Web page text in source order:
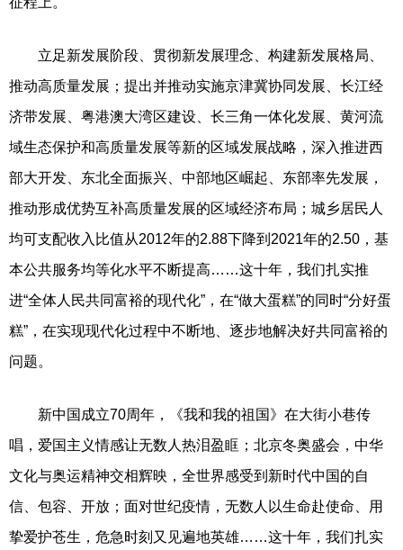
立足新发展阶段、贯彻新发展理念、构建新发展格局、
推动高质量发展；提出并推动实施京津冀协同发展、长江经
济带发展、粤港澳大湾区建设、长三角一体化发展、黄河流
域生态保护和高质量发展等新的区域发展战略，深入推进西
部大开发、东北全面振兴、中部地区崛起、东部率先发展，
推动形成优势互补高质量发展的区域经济布局；城乡居民人
均可支配收入比值从2012年的2.88下降到2021年的2.50，基
本公共服务均等化水平不断提高……这十年，我们扎实推
进“全体人民共同富裕的现代化”，在“做大蛋糕”的同时“分好蛋
糕”，在实现现代化过程中不断地、逐步地解决好共同富裕的
问题。
新中国成立70周年，《我和我的祖国》在大街小巷传
唱，爱国主义情感让无数人热泪盈眶；北京冬奥盛会，中华
文化与奥运精神交相辉映，全世界感受到新时代中国的自
信、包容、开放；面对世纪疫情，无数人以生命赴使命、用
挚爱护苍生，危急时刻又见遍地英雄……这十年，我们扎实